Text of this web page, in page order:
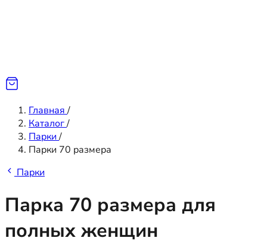
Главная /
Каталог/
Парки /
Парки 70 размера
Парки
Парка 70 размера для
полных женщин